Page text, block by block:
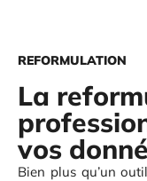
REFORMULATION
La
vos
Bien plus qu’un